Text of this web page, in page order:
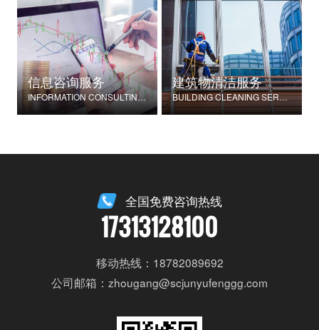
信息咨询服务
INFORMATION CONSULTING SERVICES
建筑物清洁服务
BUILDING CLEANING SERVICES
全国免费咨询热线
17313128100
移动热线：18782089692
公司邮箱：zhougang@scjunyufenggg.com